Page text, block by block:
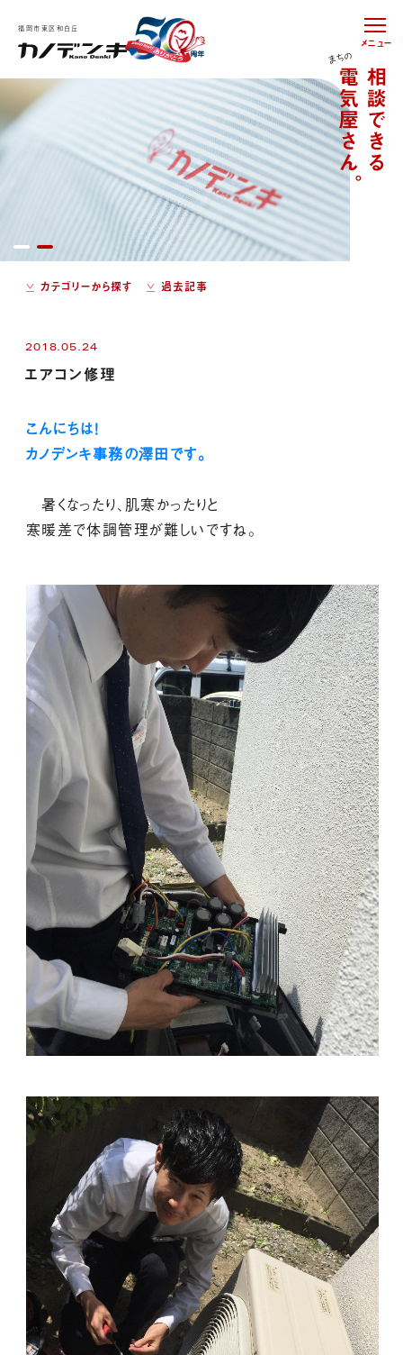
メニュー
福岡市東区和白丘
カテゴリーから探す 過去記事
2018.05.24
エアコン修理
こんにちは！
カノデンキ事務の澤田です。
暑くなったり、肌寒かったりと
寒暖差で体調管理が難しいですね。